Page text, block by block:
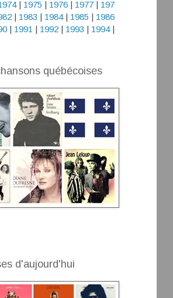
| 1975 | 1976| 1977| 197
| 1983 | 1984| 1985 | 1986
| 1991 | 1992| 1993 | 1994|
québécoises
d'aujourd'hui